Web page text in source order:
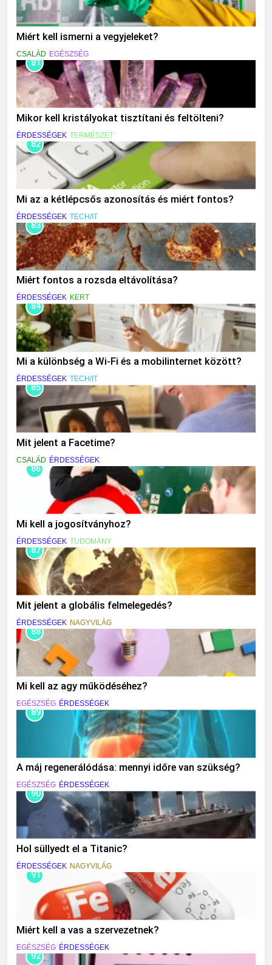
Miért kell ismerni a vegyjeleket?
CSALÁD EGÉSZSÉG
81
Mikor kell kristályokat tisztítani és feltölteni?
ÉRDESSÉGEK TERMÉSZET
82
Mi az a kétlépcsős azonosítás és miért fontos?
ÉRDESSÉGEK TECH/IT
83
Miért fontos a rozsda eltávolítása?
ÉRDESSÉGEK KERT
84
Mi a különbség a Wi-Fi és a mobilinternet között?
ÉRDESSÉGEK TECH/IT
85
Mit jelent a Facetime?
CSALÁD ÉRDESSÉGEK
86
Mi kell a jogosítványhoz?
ÉRDESSÉGEK TUDOMÁNY
87
Mit jelent a globális felmelegedés?
ÉRDESSÉGEK NAGYVILÁG
88
Mi kell az agy működéséhez?
EGÉSZSÉG ÉRDESSÉGEK
89
A máj regenerálódása: mennyi időre van szükség?
EGÉSZSÉG ÉRDESSÉGEK
90
Hol süllyedt el a Titanic?
ÉRDESSÉGEK NAGYVILÁG
91
Miért kell a vas a szervezetnek?
EGÉSZSÉG ÉRDESSÉGEK
92